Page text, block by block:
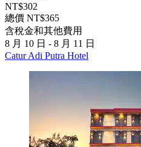
NT$302
總價 NT$365
含稅金和其他費用
8 月 10 日 - 8 月 11 日
Catur Adi Putra Hotel